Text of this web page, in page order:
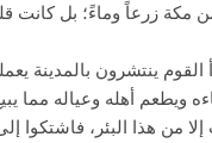
مكة زرعاً وماءً؛ بل كانت
ينتشرون بالمدينة
ويطعم أهله وعياله
من هذا البئر، فاشتكوا